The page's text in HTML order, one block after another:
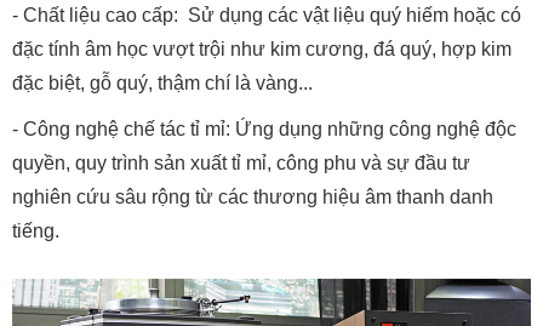
- Chất liệu cao cấp: Sử dụng các vật liệu quý hiếm hoặc có
đặc tính âm học vượt trội như kim cương, đá quý, hợp kim
đặc biệt, gỗ quý, thậm chí là vàng...
- Công nghệ chế tác tỉ mỉ: Ứng dụng những công nghệ độc
quyền, quy trình sản xuất tỉ mỉ, công phu và sự đầu tư
nghiên cứu sâu rộng từ các thương hiệu âm thanh danh
tiếng.